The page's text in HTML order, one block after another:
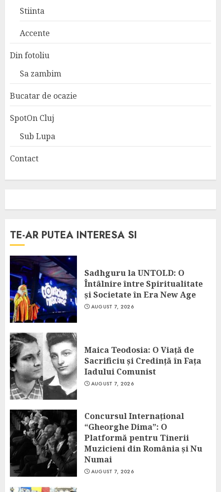
Stiinta
Accente
Din fotoliu
Sa zambim
Bucatar de ocazie
SpotOn Cluj
Sub Lupa
Contact
TE-AR PUTEA INTERESA SI
Sadhguru la UNTOLD: O
Întâlnire între Spiritualitate
și Societate în Era New Age
AUGUST 7, 2026
Maica Teodosia: O Viață de
Sacrificiu și Credință în Fața
Iadului Comunist
AUGUST 7, 2026
Concursul Internațional
“Gheorghe Dima”: O
Platformă pentru Tinerii
Muzicieni din România și Nu
Numai
AUGUST 7, 2026